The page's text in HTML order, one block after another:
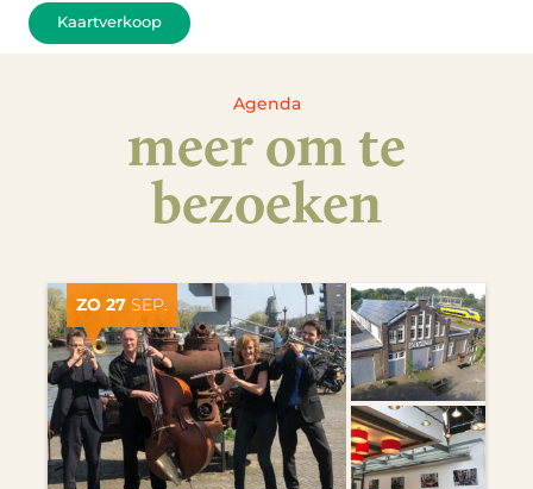
Kaartverkoop
Agenda
meer om te
bezoeken
ZO 27 SEP.